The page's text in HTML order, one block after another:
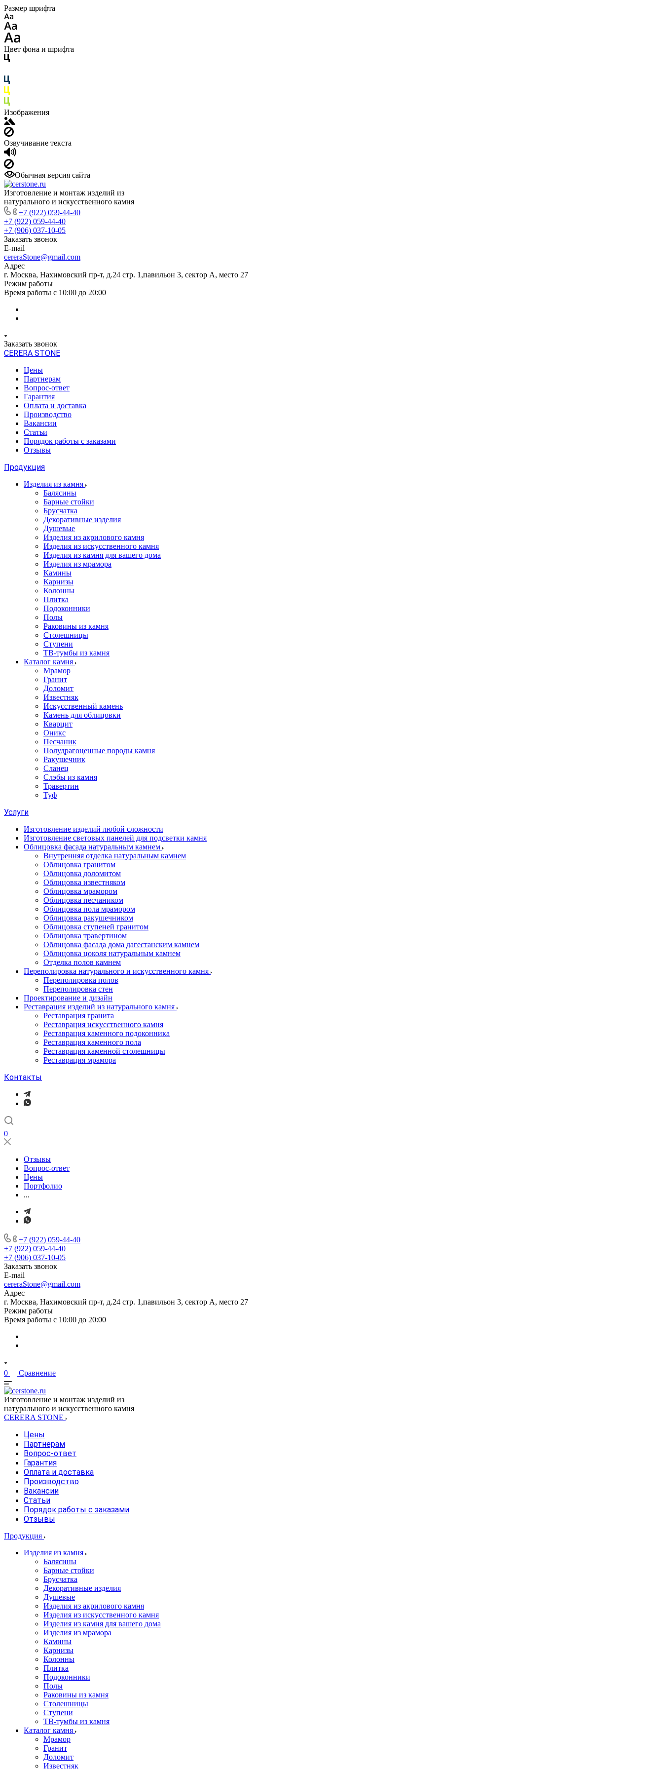
Размер шрифта
Цвет фона и шрифта
Изображения
Озвучивание текста
Обычная версия сайта
Изготовление и монтаж изделий из
натурального и искусственного камня
+7 (922) 059-44-40
+7 (922) 059-44-40
+7 (906) 037-10-05
Заказать звонок
E-mail
cereraStone@gmail.com
Адрес
г. Москва, Нахимовский пр-т, д.24 стр. 1,павильон 3, сектор А, место 27
Режим работы
Время работы с 10:00 до 20:00
Заказать звонок
CERERA STONE
Цены
Партнерам
Вопрос-ответ
Гарантия
Оплата и доставка
Производство
Вакансии
Статьи
Порядок работы с заказами
Отзывы
Продукция
Изделия из камня
Балясины
Барные стойки
Брусчатка
Декоративные изделия
Душевые
Изделия из акрилового камня
Изделия из искусственного камня
Изделия из камня для вашего дома
Изделия из мрамора
Камины
Карнизы
Колонны
Плитка
Подоконники
Полы
Раковины из камня
Столешницы
Ступени
ТВ-тумбы из камня
Каталог камня
Мрамор
Гранит
Доломит
Известняк
Искусственный камень
Камень для облицовки
Кварцит
Оникс
Песчаник
Полудрагоценные породы камня
Ракушечник
Сланец
Слэбы из камня
Травертин
Туф
Услуги
Изготовление изделий любой сложности
Изготовление световых панелей для подсветки камня
Облицовка фасада натуральным камнем
Внутренняя отделка натуральным камнем
Облицовка гранитом
Облицовка доломитом
Облицовка известняком
Облицовка мрамором
Облицовка песчаником
Облицовка пола мрамором
Облицовка ракушечником
Облицовка ступеней гранитом
Облицовка травертином
Облицовка фасада дома дагестанским камнем
Облицовка цоколя натуральным камнем
Отделка полов камнем
Переполировка натурального и искусственного камня
Переполировка полов
Переполировка стен
Проектирование и дизайн
Реставрация изделий из натурального камня
Реставрация гранита
Реставрация искусственного камня
Реставрация каменного подоконника
Реставрация каменного пола
Реставрация каменной столешницы
Реставрация мрамора
Контакты
0
Отзывы
Вопрос-ответ
Цены
Портфолио
...
+7 (922) 059-44-40
+7 (922) 059-44-40
+7 (906) 037-10-05
Заказать звонок
E-mail
cereraStone@gmail.com
Адрес
г. Москва, Нахимовский пр-т, д.24 стр. 1,павильон 3, сектор А, место 27
Режим работы
Время работы с 10:00 до 20:00
0 Сравнение
Изготовление и монтаж изделий из
натурального и искусственного камня
CERERA STONE
Цены
Партнерам
Вопрос-ответ
Гарантия
Оплата и доставка
Производство
Вакансии
Статьи
Порядок работы с заказами
Отзывы
Продукция
Изделия из камня
Балясины
Барные стойки
Брусчатка
Декоративные изделия
Душевые
Изделия из акрилового камня
Изделия из искусственного камня
Изделия из камня для вашего дома
Изделия из мрамора
Камины
Карнизы
Колонны
Плитка
Подоконники
Полы
Раковины из камня
Столешницы
Ступени
ТВ-тумбы из камня
Каталог камня
Мрамор
Гранит
Доломит
Известняк